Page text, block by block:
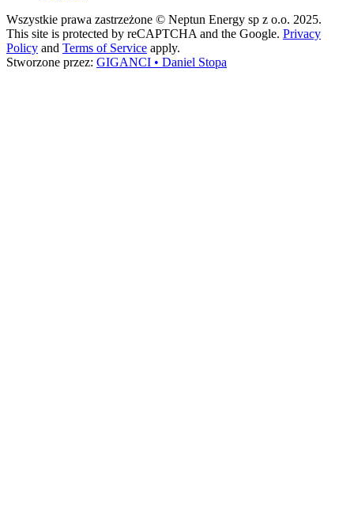
Wszystkie prawa zastrzeżone © Neptun Energy sp z o.o. 2025.
This site is protected by reCAPTCHA and the Google. Privacy
Policy and Terms of Service apply.
Stworzone przez: GIGANCI • Daniel Stopa